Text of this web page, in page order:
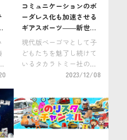
コミュニケーションのボ
ーダレス化も加速させる
ギアスポーツ――新世代
ベイブレードシリーズ
「BEYBLADE X」の魅力
をタカラトミー担当者に
インタビュー！
現代版ベーゴマとして子
どもたちを魅了し続けて
いるタカラトミー社の
『ベイブレード』シリー
2024年で25周年。初代
『ベイブレード』シリー
ズを楽しんでいた世代は
今や30代を過ぎ、親子で
2023/12/08